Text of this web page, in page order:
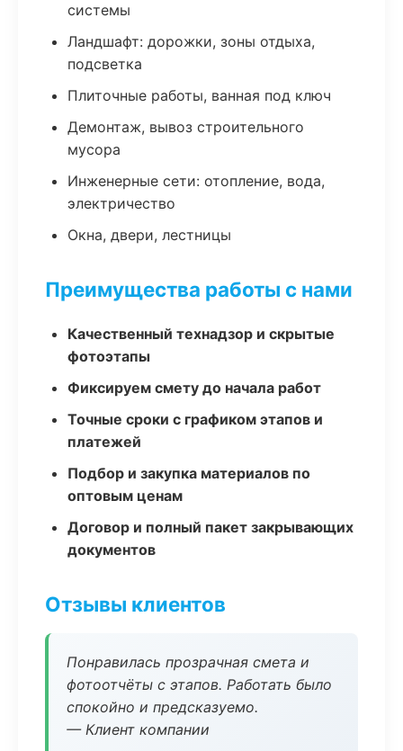
системы
Ландшафт: дорожки, зоны отдыха,
подсветка
Плиточные работы, ванная под ключ
Демонтаж, вывоз строительного
мусора
Инженерные сети: отопление, вода,
электричество
Окна, двери, лестницы
Преимущества работы с нами
Качественный технадзор и скрытые
фотоэтапы
Фиксируем смету до начала работ
Точные сроки с графиком этапов и
платежей
Подбор и закупка материалов по
оптовым ценам
Договор и полный пакет закрывающих
документов
Отзывы клиентов
Понравилась прозрачная смета и
фотоотчёты с этапов. Работать было
спокойно и предсказуемо.
— Клиент компании